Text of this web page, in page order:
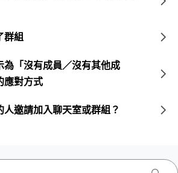
群組
為「沒有成員／沒有其他成
應對方式
邀請加入聊天室或群組？